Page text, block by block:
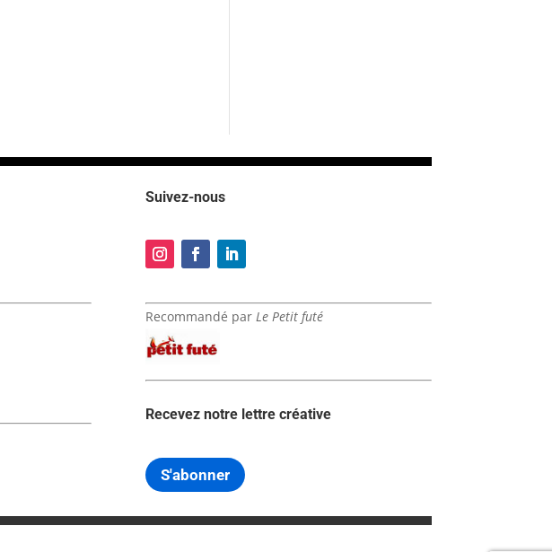
Suivez-nous
Recommandé par Le Petit futé
Recevez notre lettre créative
S'abonner